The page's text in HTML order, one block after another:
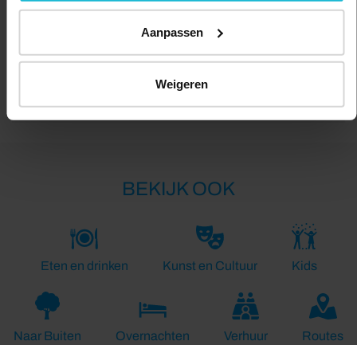
Aanpassen
Weigeren
BEKIJK OOK
Eten en drinken Kunst en Cultuur Kids
Naar Buiten Overnachten Verhuur Routes